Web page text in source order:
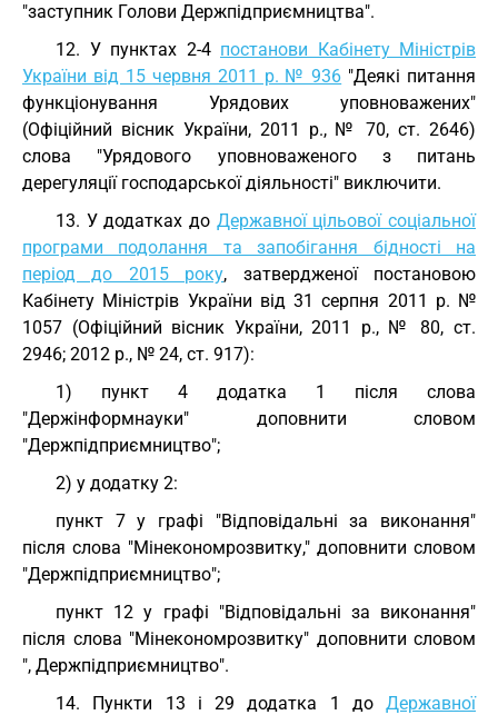
"заступник Голови Держпідприємництва".
12. У пунктах 2-4 постанови Кабінету Міністрів
України від 15 червня 2011 р. № 936 "Деякі питання
функціонування Урядових уповноважених"
(Офіційний вісник України, 2011 р., № 70, ст. 2646)
слова "Урядового уповноваженого з питань
дерегуляції господарської діяльності" виключити.
13. У додатках до Державної цільової соціальної
програми подолання та запобігання бідності на
період до 2015 року, затвердженої постановою
Кабінету Міністрів України від 31 серпня 2011 р. №
1057 (Офіційний вісник України, 2011 р., № 80, ст.
2946; 2012 р., № 24, ст. 917):
1) пункт 4 додатка 1 після слова
"Держінформнауки" доповнити словом
"Держпідприємництво";
2) у додатку 2:
пункт 7 у графі "Відповідальні за виконання"
після слова "Мінекономрозвитку," доповнити словом
"Держпідприємництво";
пункт 12 у графі "Відповідальні за виконання"
після слова "Мінекономрозвитку" доповнити словом
", Держпідприємництво".
14. Пункти 13 і 29 додатка 1 до Державної